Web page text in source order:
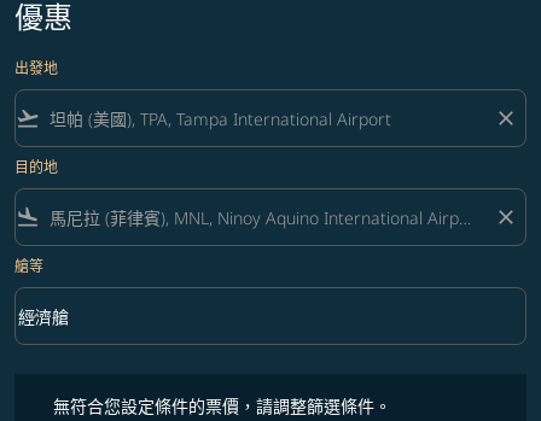
優惠
出發地
flight_takeoff close
目的地
flight_land close
艙等
艙等 option 經濟艙 Selected
經濟艙
keyboard_arrow_down
無符合您設定條件的票價，請調整篩選條件。